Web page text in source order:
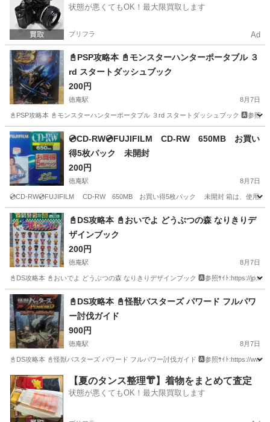
鴻池新田駅 ゲーム攻略本 バスドラ
状態が悪くてもOK！最大限買取します
プリフラ Ad
📓PSP攻略本 📓モンスターハンターポータブル ３
rd スタートダッシュブック
200円
徳庵駅 8月7日
📓PSP攻略本 📓モンスターハンターポータブル ３rd スタートダッシュブック 🅰参照ｻ
大阪 東大阪市
鴻池新田駅 ゲーム攻略本 攻略本
💿CD-RW💿FUJIFILM CD-RW 650MB お買い
得5枚パック 未開封
200円
徳庵駅 8月7日
💿CD-RW💿FUJIFILM CD-RW 650MB お買い得5枚パック 未開封 箱は、使用感
大阪 東大阪市 徳庵駅 CD 大阪 東大阪市
鴻池新田駅 CD 動画
📓DS攻略本 📓おいでよ どうぶつの森 なりきりデ
ザインブック
200円
徳庵駅 8月7日
📓DS攻略本 📓おいでよ どうぶつの森 なりきりデザインブック 🅰参照ｻｲﾄ:https://
大阪 東大阪市 徳庵駅 ゲーム攻略本 大阪 東大阪市
鴻池新田駅 ゲーム攻略本 おいでよ どうぶつの森
📓DS攻略本 📓怪獣バスターズ パワード フルパワ
ー討伐ガイド
900円
徳庵駅 8月7日
📓DS攻略本 📓怪獣バスターズ パワード フルパワー討伐ガイド 🅰参照ｻｲﾄ:https://
大阪 東大阪市 徳庵駅 ゲーム攻略本 大阪 東大阪市
鴻池新田駅 ゲーム攻略本
【夏のタンス整理👘】着物をまとめて査定
状態が悪くてもOK！最大限買取します